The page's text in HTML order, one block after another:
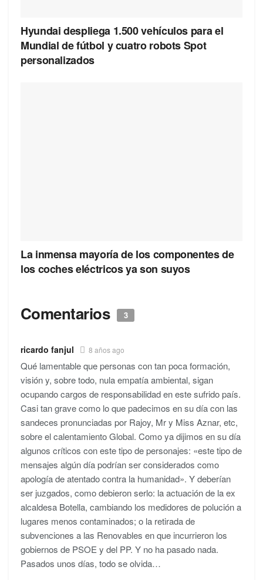
Hyundai despliega 1.500 vehículos para el
Mundial de fútbol y cuatro robots Spot
personalizados
La inmensa mayoría de los componentes de
los coches eléctricos ya son suyos
Comentarios 3
ricardo fanjul 8 años ago
Qué lamentable que personas con tan poca formación,
visión y, sobre todo, nula empatía ambiental, sigan
ocupando cargos de responsabilidad en este sufrido país.
Casi tan grave como lo que padecimos en su día con las
sandeces pronunciadas por Rajoy, Mr y Miss Aznar, etc,
sobre el calentamiento Global. Como ya dijimos en su día
algunos críticos con este tipo de personajes: «este tipo de
mensajes algún día podrían ser considerados como
apología de atentado contra la humanidad». Y deberían
ser juzgados, como debieron serlo: la actuación de la ex
alcaldesa Botella, cambiando los medidores de polución a
lugares menos contaminados; o la retirada de
subvenciones a las Renovables en que incurrieron los
gobiernos de PSOE y del PP. Y no ha pasado nada.
Pasados unos días, todo se olvida…